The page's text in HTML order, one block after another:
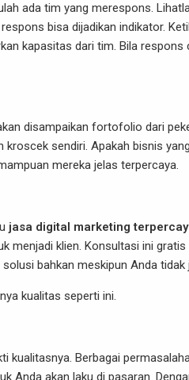
ada tim yang merespons.
bisa dijadikan indikator.
kapasitas dari tim. Bila
disampaikan fortofolio dari
kroscek sendiri. Apakah bisnis
mereka jelas terpercaya.
jasa digital marketing
menjadi klien. Konsultasi ini
bahkan meskipun Anda
kualitas seperti ini.
kualitasnya. Berbagai
Anda akan laku di pasaran.